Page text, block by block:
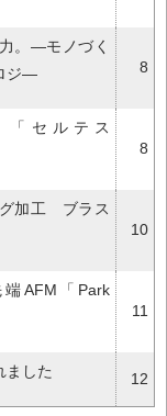
。―モノづく
ジ―
8
「セルテス
8
加工 ブラス
10
AFM「Park
11
ました 12